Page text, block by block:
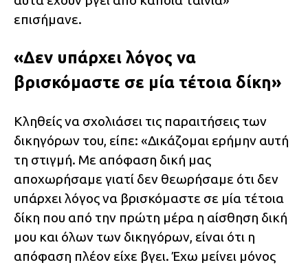
επισήμανε.
«Δεν υπάρχει λόγος να
βρισκόμαστε σε μία τέτοια δίκη»
Κληθείς να σχολιάσει τις παραιτήσεις των
δικηγόρων του, είπε: «Δικάζομαι ερήμην αυτή
τη στιγμή. Με απόφαση δική μας
αποχωρήσαμε γιατί δεν θεωρήσαμε ότι δεν
υπάρχει λόγος να βρισκόμαστε σε μία τέτοια
δίκη που από την πρώτη μέρα η αίσθηση δική
μου και όλων των δικηγόρων, είναι ότι η
απόφαση πλέον είχε βγει. Έχω μείνει μόνος